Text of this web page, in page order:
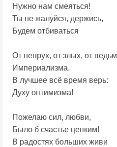
Нужно нам смеяться!
Ты не жалуйся, держись,
Будем отбиваться
От непрух, от злых, от ведьм
Империализма.
В лучшее всё время верь:
Духу оптимизма!
Пожелаю сил, любви,
Было б счастье цепким!
В радостях больших живи